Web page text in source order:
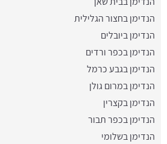
הנדימן בחצור הגלילית
הנדימן ביובלים
הנדימן בכפר ורדים
הנדימן בגבע כרמל
הנדימן במרום גולן
הנדימן בקצרין
הנדימן בכפר תבור
הנדימן בשלומי